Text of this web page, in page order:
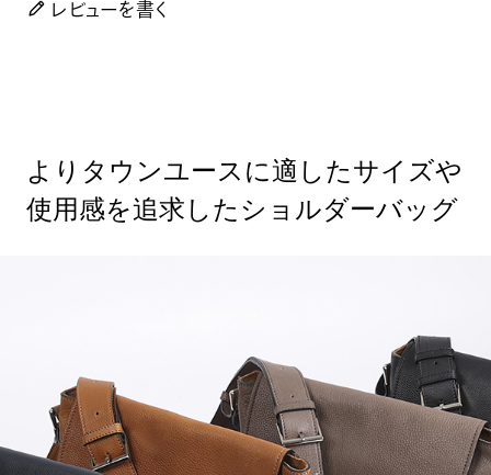
レビューを書く
よりタウンユースに適したサイズや
使用感を追求したショルダーバッグ